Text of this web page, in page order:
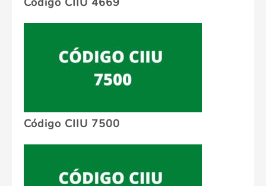
Código CIIU 7500